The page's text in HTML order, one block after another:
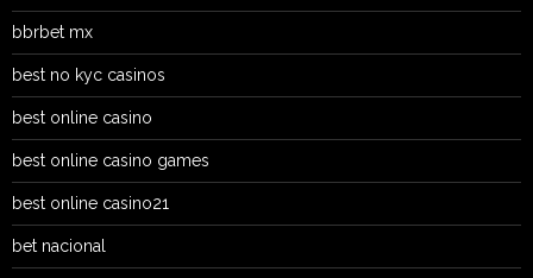
bbrbet mx
best no kyc casinos
best online casino
best online casino games
best online casino21
bet nacional